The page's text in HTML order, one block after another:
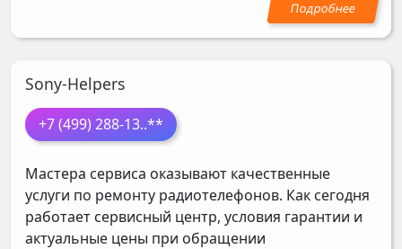
Sony-Helpers
+7 (499) 288-13..**
Мастера сервиса оказывают качественные
услуги по ремонту радиотелефонов. Как сегодня
работает сервисный центр, условия гарантии и
актуальные цены при обращении